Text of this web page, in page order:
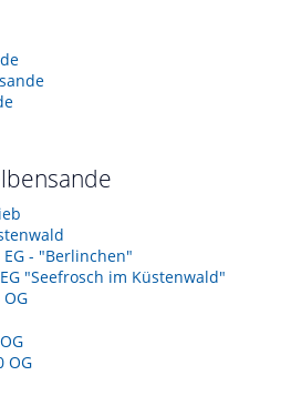
- "Berlinchen"
"Seefrosch im Küstenwald"
OG